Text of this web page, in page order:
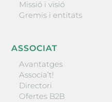
Missió i visió
Gremis i entitats
ASSOCIAT
Avantatges
Associa’t!
Directori
Ofertes B2B